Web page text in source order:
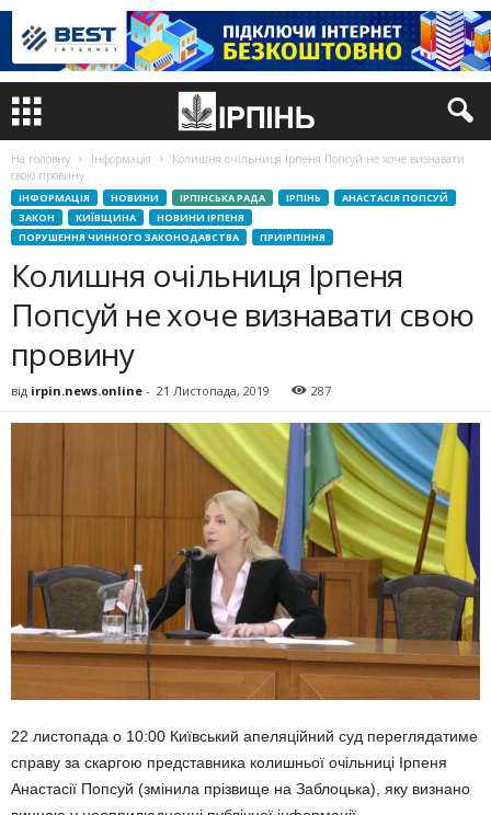
На головну Інформація
Колишня очільниця Ірпеня Попсуй не хоче визнавати
свою провину
ІНФОРМАЦІЯ НОВИНИ ІРПІНСЬКА РАДА ІРПІНЬ
АНАСТАСІЯ ПОПСУЙ
ЗАКОН
КИЇВЩИНА
НОВИНИ ІРПЕНЯ
ПОРУШЕННЯ ЧИННОГО ЗАКОНОДАВСТВА
ПРИІРПІННЯ
Колишня очільниця Ірпеня
Попсуй не хоче визнавати свою
провину
від irpin.news.online - 21 Листопада, 2019 287
22 листопада о 10:00 Київський апеляційний суд переглядатиме
справу за скаргою представника колишньої очільниці Ірпеня
Анастасії Попсуй (змінила прізвище на Заблоцька), яку визнано